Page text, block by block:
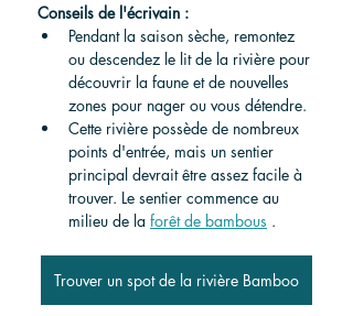
Conseils de l'écrivain :
Pendant la saison sèche, remontez
ou descendez le lit de la rivière pour
découvrir la faune et de nouvelles
zones pour nager ou vous détendre.
Cette rivière possède de nombreux
points d'entrée, mais un sentier
principal devrait être assez facile à
trouver. Le sentier commence au
milieu de la forêt de bambous .
Trouver un spot de la rivière Bamboo